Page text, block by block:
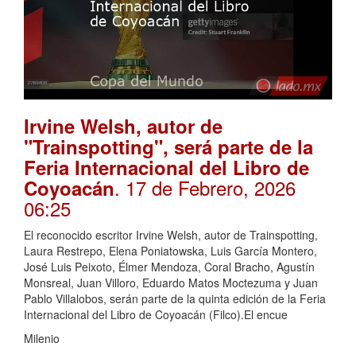
Irvine Welsh, autor de
"Trainspotting", será parte de la
Feria Internacional del Libro de
Coyoacán. 17 de Febrero, 2026
06:25
El reconocido escritor Irvine Welsh, autor de Trainspotting,
Laura Restrepo, Elena Poniatowska, Luis García Montero,
José Luis Peixoto, Élmer Mendoza, Coral Bracho, Agustín
Monsreal, Juan Villoro, Eduardo Matos Moctezuma y Juan
Pablo Villalobos, serán parte de la quinta edición de la Feria
Internacional del Libro de Coyoacán (Filco).El encue
Milenio